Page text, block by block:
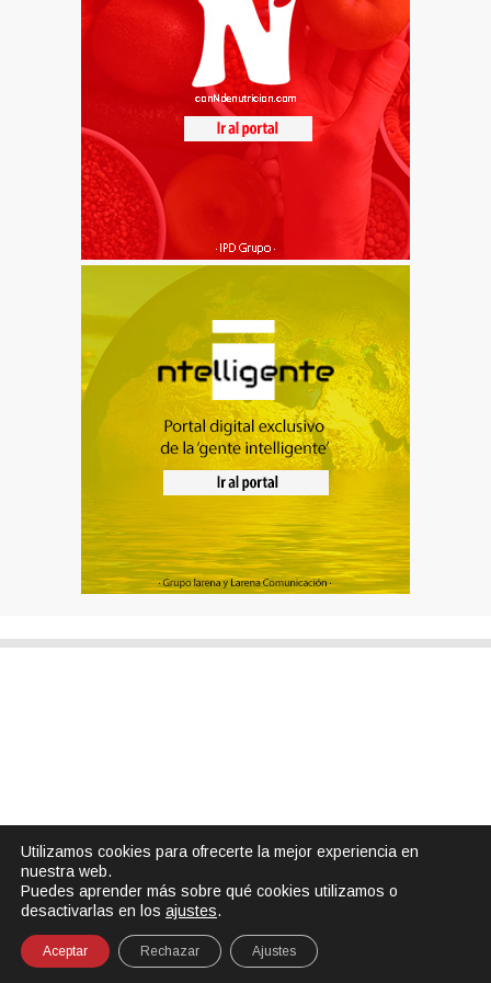
SHARE
Utilizamos cookies para ofrecerte la mejor experiencia en
nuestra web.
Puedes aprender más sobre qué cookies utilizamos o
desactivarlas en los ajustes.
Aceptar Rechazar Ajustes